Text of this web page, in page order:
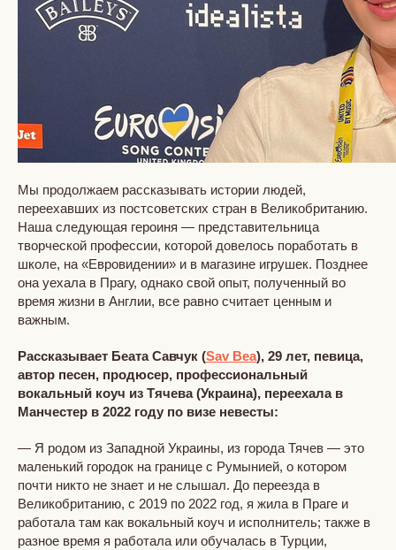
Мы продолжаем рассказывать истории людей,
переехавших из постсоветских стран в Великобританию.
Наша следующая героиня — представительница
творческой профессии, которой довелось поработать в
школе, на «Евровидении» и в магазине игрушек. Позднее
она уехала в Прагу, однако свой опыт, полученный во
время жизни в Англии, все равно считает ценным и
важным.
Рассказывает Беата Савчук (Sav Bea), 29 лет, певица,
автор песен, продюсер, профессиональный
вокальный коуч из Тячева (Украина), переехала в
Манчестер в 2022 году по визе невесты:
— Я родом из Западной Украины, из города Тячев — это
маленький городок на границе с Румынией, о котором
почти никто не знает и не слышал. До переезда в
Великобританию, с 2019 по 2022 год, я жила в Праге и
работала там как вокальный коуч и исполнитель; также в
разное время я работала или обучалась в Турции,